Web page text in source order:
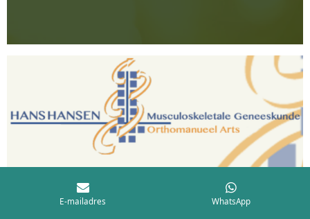
E-mailadres WhatsApp